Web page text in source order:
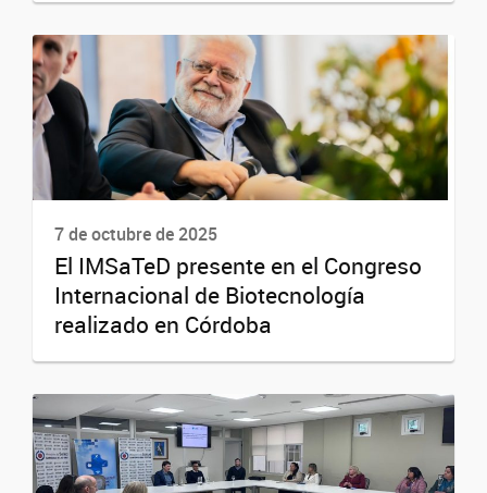
7 de octubre de 2025
El IMSaTeD presente en el Congreso
Internacional de Biotecnología
realizado en Córdoba